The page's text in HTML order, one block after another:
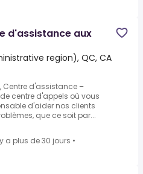
d'assistance aux
region), QC, CA
Centre d'assistance –
centre d'appels où vous
d'aider nos clients
que ce soit par...
a plus de 30 jours •